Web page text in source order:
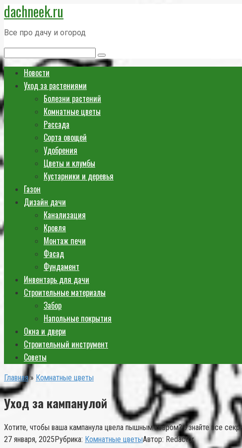
Перейти
к
контенту
dachneek.ru
Все про дачу и огород
Новости
Уход за растениями
Болезни растений
Комнатные цветы
Рассада
Сорта овощей
Удобрения
Цветы и клумбы
Кустарники и деревья
Газон
Дизайн дачи
Канализация
Кровля
Монтаж печи
Фасад
Фундамент
Инвентарь для дачи
Строительные материалы
Забор
Напольные покрытия
Окна и двери
Строительный инструмент
Советы
Главная » Комнатные цветы
Уход за кампанулой
Хотите, чтобы ваша кампанула цвела пышным ковром? Узнайте все
27 января, 2025Рубрика: Комнатные цветыАвтор: Redactor